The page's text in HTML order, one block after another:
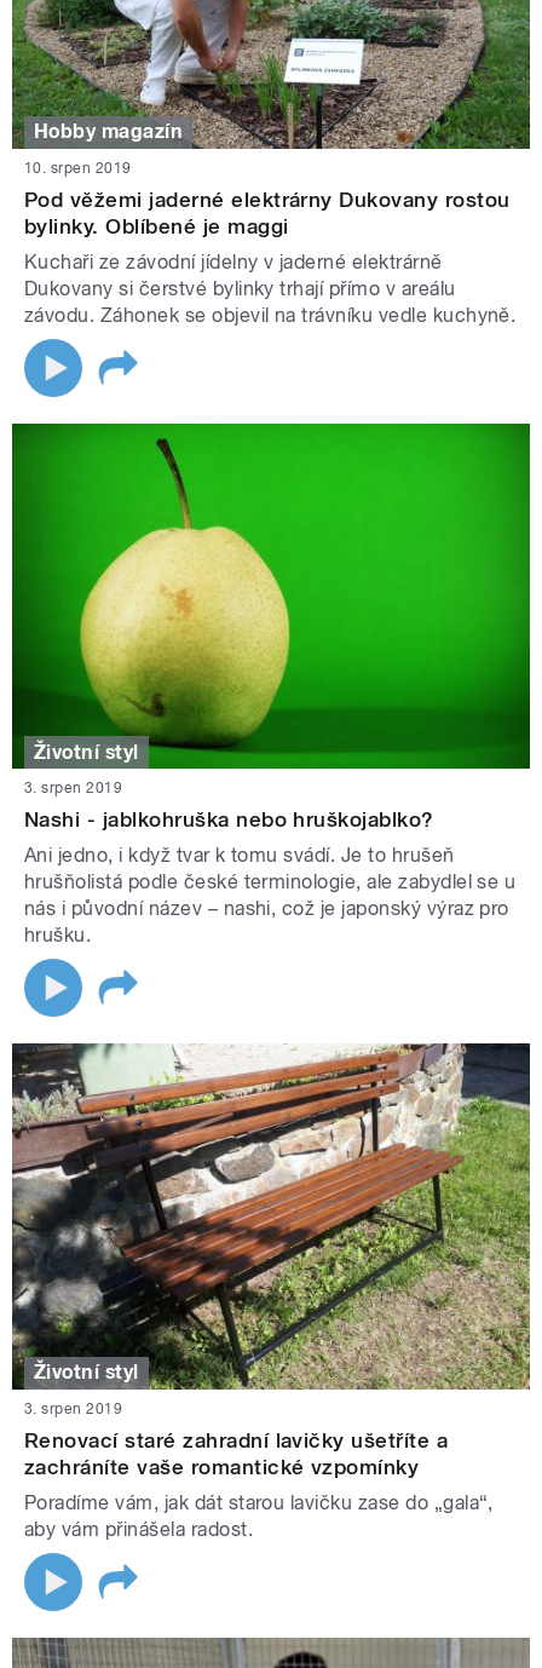
Hobby magazín
10. srpen 2019
Pod věžemi jaderné elektrárny Dukovany rostou
bylinky. Oblíbené je maggi
Kuchaři ze závodní jídelny v jaderné elektrárně
Dukovany si čerstvé bylinky trhají přímo v areálu
závodu. Záhonek se objevil na trávníku vedle kuchyně.
Životní styl
3. srpen 2019
Nashi - jablkohruška nebo hruškojablko?
Ani jedno, i když tvar k tomu svádí. Je to hrušeň
hrušňolistá podle české terminologie, ale zabydlel se u
nás i původní název – nashi, což je japonský výraz pro
hrušku.
Životní styl
3. srpen 2019
Renovací staré zahradní lavičky ušetříte a
zachráníte vaše romantické vzpomínky
Poradíme vám, jak dát starou lavičku zase do „gala“,
aby vám přinášela radost.